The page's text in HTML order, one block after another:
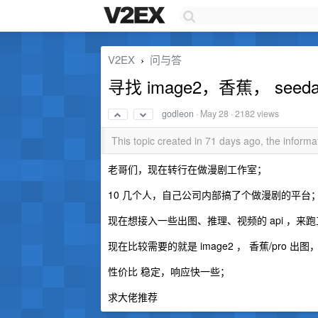
V2EX › 问与答
寻找 image2，香蕉，
godleon · May 28 · 2182 views
This topic created in 71 days ago, the
老哥们，现在转行在做漫剧工作室；
10 几个人，自己公司内部搞了个做漫剧的平台
现在想接入一些出图、推理、视频的 api ，来
现在比较需要的就是 image2 ， 香蕉/pro 出图
性价比 稳定，响应快一些；
求大佬推荐